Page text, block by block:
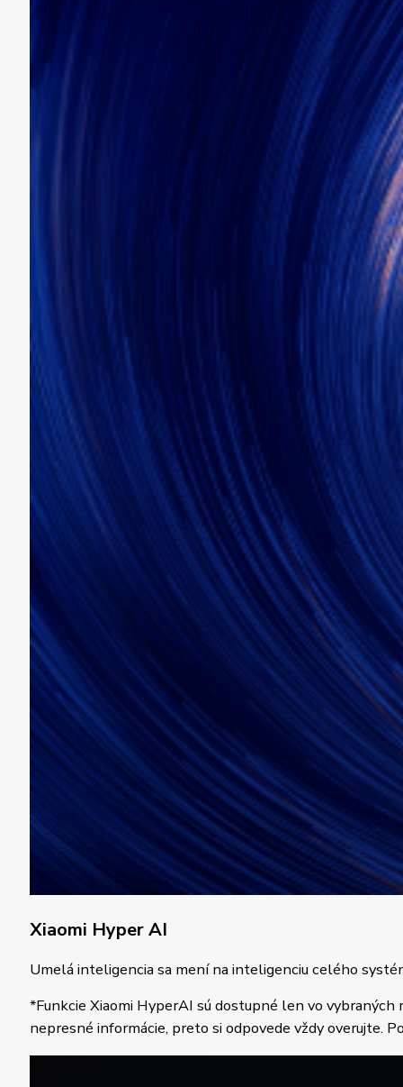
Xiaomi Hyper AI
Umelá inteligencia sa mení na inteligenciu celého
*Funkcie Xiaomi HyperAI sú dostupné len vo
nepresné informácie, preto si odpovede vždy overujte.